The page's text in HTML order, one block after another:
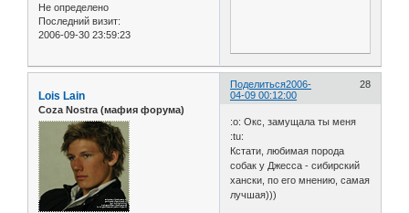
Не определено
Последний визит:
2006-09-30 23:59:23
Поделиться 28
2006-
04-09 00:12:00
Lois Lain
Coza Nostra (мафия форума)
:o: Окс, замущала ты меня
:tu:
Кстати, любимая порода
собак у Джесса - сибирский
хански, по его мнению, самая
лучшая)))